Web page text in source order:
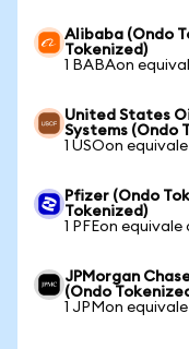
Alibaba (Ondo
Tokenized)
1 BABAon
United States
Systems (Ondo
1 USOon
Pfizer (Ondo
Tokenized)
1 PFEon
JPMorgan
(Ondo
1 JPMon